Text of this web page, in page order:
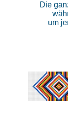
Die
um